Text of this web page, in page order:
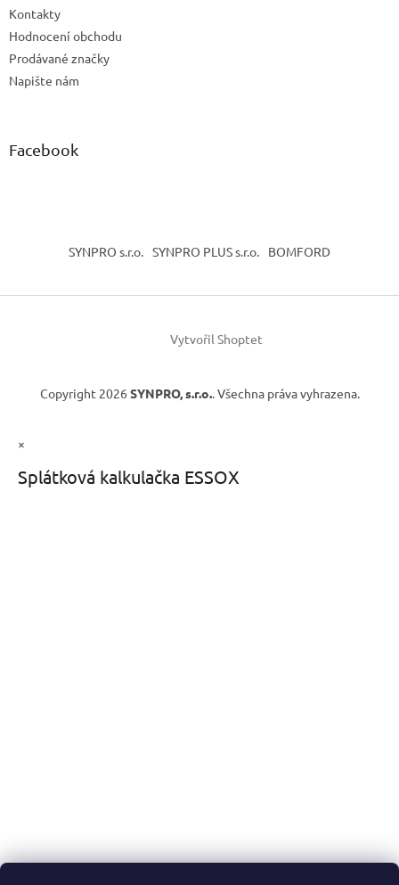
Kontakty
Hodnocení obchodu
Prodávané značky
Napište nám
Facebook
SYNPRO s.r.o. SYNPRO PLUS s.r.o. BOMFORD
Vytvořil Shoptet
Copyright 2026 SYNPRO, s.r.o.. Všechna práva vyhrazena.
×
Splátková kalkulačka ESSOX